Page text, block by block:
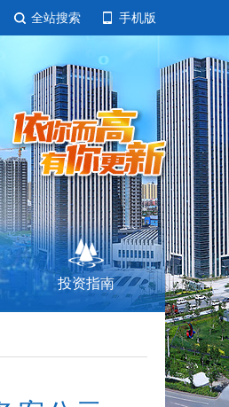
全站搜索 手机版
投资指南